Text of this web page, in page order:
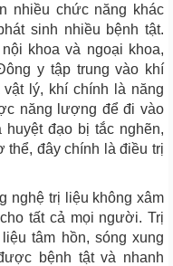
nhiều chức năng khác
sinh nhiều bệnh tật.
khoa và ngoại khoa,
y tập trung vào khí
vật lý, khí chính là năng
năng lượng để đi vào
đạo bị tắc nghẽn,
thể, đây chính là điều trị
nghệ trị liệu không xâm
tất cả mọi người. Trị
tâm hồn, sóng xung
bệnh tật và nhanh